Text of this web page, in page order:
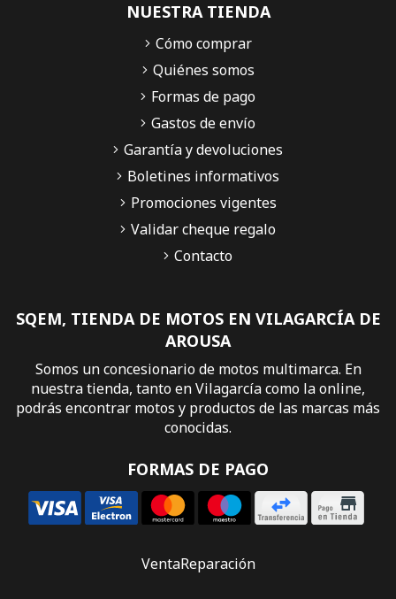
SQEM, TIENDA DE MOTOS EN VILAGARCÍA DE
AROUSA
Somos un concesionario de motos multimarca. En
nuestra tienda, tanto en Vilagarcía como la online,
podrás encontrar motos y productos de las marcas más
conocidas.
FORMAS DE PAGO
NUESTRA TIENDA
Cómo comprar
Quiénes somos
Formas de pago
Gastos de envío
Garantía y devoluciones
Boletines informativos
Promociones vigentes
Validar cheque regalo
Contacto
VentaReparación